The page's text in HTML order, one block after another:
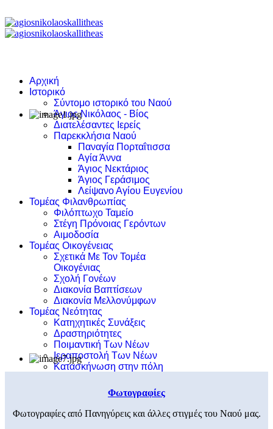
Αρχική
Ιστορικό
Σύντομο ιστορικό του Ναού
Άγιος Νικόλαος - Βίος
Διατελέσαντες Ιερείς
Παρεκκλήσια Ναού
Παναγία Πορταΐτισσα
Αγία Άννα
Άγιος Νεκτάριος
Άγιος Γεράσιμος
Λείψανο Αγίου Ευγενίου
Τομέας Φιλανθρωπίας
Φιλόπτωχο Ταμείο
Στέγη Πρόνοιας Γερόντων
Αιμοδοσία
Τομέας Οικογένειας
Σχετικά Με Τον Τομέα
Οικογένιας
Σχολή Γονέων
Διακονία Βαπτίσεων
Διακονία Μελλονύμφων
Τομέας Νεότητας
Κατηχητικές Συνάξεις
Δραστηριότητες
Ποιμαντική Των Νέων
Ιεραποστολή Των Νέων
Κατασκήνωση στην πόλη
Φωτογραφίες
Φωτογραφίες από Πανηγύρεις και άλλες στιγμές του Ναού μας.